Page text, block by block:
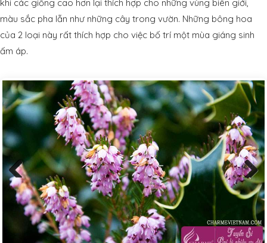
khi các giống cao hơn lại thích hợp cho những vùng biên giới,
màu sắc pha lẫn như những cây trong vườn. Những bông hoa
của 2 loại này rất thích hợp cho việc bố trí một mùa giáng sinh
ấm áp.
Previous Next